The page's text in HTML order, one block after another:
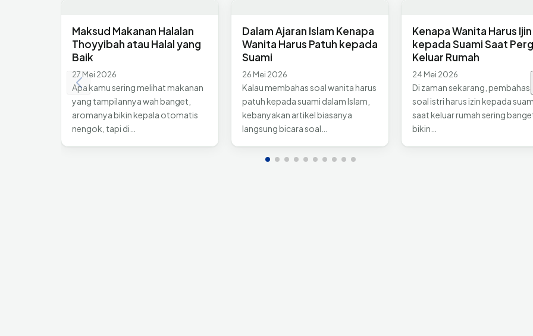
Maksud Makanan Halalan
Thoyyibah atau Halal yang
Baik
27 Mei 2026
Apa kamu sering melihat makanan
yang tampilannya wah banget,
aromanya bikin kepala otomatis
nengok, tapi di…
Dalam Ajaran Islam Kenapa
Wanita Harus Patuh kepada
Suami
26 Mei 2026
Kalau membahas soal wanita harus
patuh kepada suami dalam Islam,
kebanyakan artikel biasanya
langsung bicara soal…
Kenapa Wanita Harus Ijin
kepada Suami Saat
Keluar Rumah
24 Mei 2026
Di zaman sekarang,
soal istri harus izin kepada
saat keluar rumah sering
bikin…